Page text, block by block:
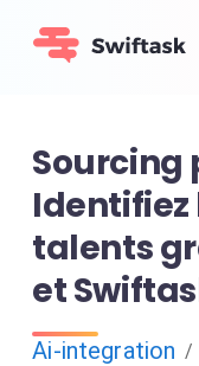
Sourcing
talents
et
Ai-integration /